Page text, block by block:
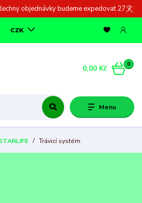
objednávky budeme expedovat 27.7.
Menu
CZK
0
0,00 Kč
Trávicí systém